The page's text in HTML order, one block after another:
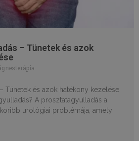
– Tünetek és azok
Tünetek és azok hatékony kezelése
A prosztatagyulladás a
urológiai problémája, amely